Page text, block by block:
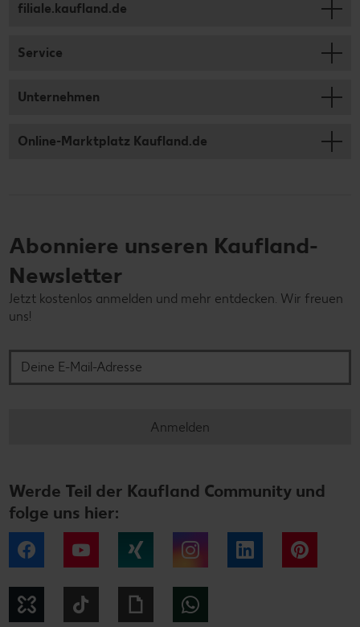
filiale.kaufland.de
Service
Unternehmen
Online-Marktplatz Kaufland.de
Abonniere unseren Kaufland-
Newsletter
Jetzt kostenlos anmelden und mehr entdecken. Wir freuen
uns!
Anmelden
Werde Teil der Kaufland Community und
folge uns hier:
Facebook YouTube Instagram LinkedIn
Kununu Giphy